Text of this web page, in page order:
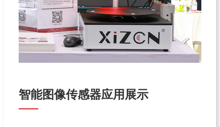
智能图像传感器应用展示